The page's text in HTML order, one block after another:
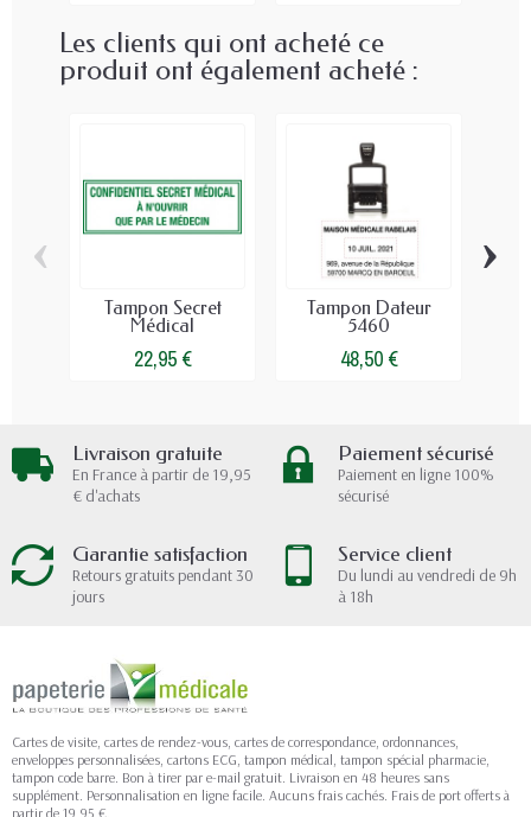
Les clients qui ont acheté ce
produit ont également acheté :
Tampon Secret
Médical
22,95 €
Tampon Dateur
5460
48,50 €
‹ ›
Livraison gratuite
En France à partir de 19,95
€ d'achats
Paiement sécurisé
Paiement en ligne 100%
sécurisé
Garantie satisfaction
Retours gratuits pendant 30
jours
Service client
Du lundi au vendredi de 9h
à 18h
Cartes de visite, cartes de rendez-vous, cartes de correspondance, ordonnances,
enveloppes personnalisées, cartons ECG, tampon médical, tampon spécial pharmacie,
tampon code barre. Bon à tirer par e-mail gratuit. Livraison en 48 heures sans
supplément. Personnalisation en ligne facile. Aucuns frais cachés. Frais de port offerts à
partir de 19,95 €.